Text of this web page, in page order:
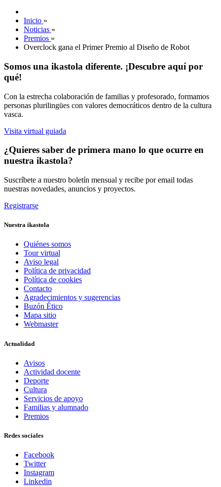
Inicio »
Noticias »
Premios »
Overclock gana el Primer Premio al Diseño de Robot
Somos una ikastola diferente. ¡Descubre aquí por
qué!
Con la estrecha colaboración de familias y profesorado, formamos
personas plurilingües con valores democráticos dentro de la cultura
vasca.
Visita virtual guiada
¿Quieres saber de primera mano lo que ocurre en
nuestra ikastola?
Suscríbete a nuestro boletín mensual y recibe por email todas
nuestras novedades, anuncios y proyectos.
Registrarse
Nuestra ikastola
Quiénes somos
Tour virtual
Aviso legal
Política de privacidad
Política de cookies
Contacto
Agradecimientos y sugerencias
Buzón Ético
Mapa sitio
Webmaster
Actualidad
Avisos
Actividad docente
Deporte
Cultura
Servicios de apoyo
Familias y alumnado
Premios
Redes sociales
Facebook
Twitter
Instagram
Linkedin